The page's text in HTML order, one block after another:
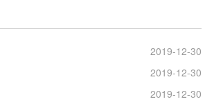
2019-12-30
2019-12-30
2019-12-30